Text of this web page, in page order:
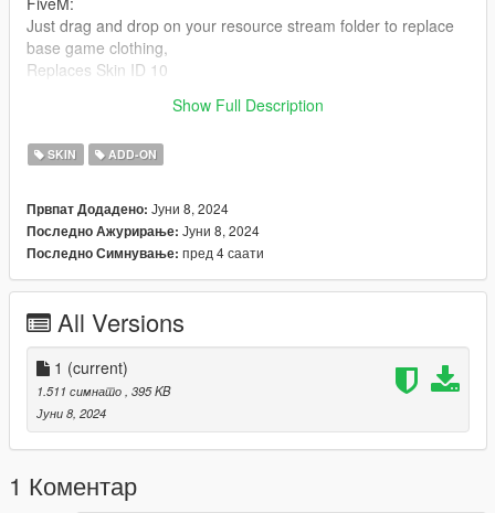
Just drag and drop on your resource stream folder to replace
base game clothing,
Replaces Skin ID 10
Discord - discord.gg/ClippedShow Full Description
SKIN ADD-ON
Првпат Додадено: Јуни 8, 2024
Последно Ажурирање: Јуни 8, 2024
Последно Симнување: пред 4 саати
All Versions
1 (current)
1.511 симнато , 395 KB
Јуни 8, 2024
1 Коментар